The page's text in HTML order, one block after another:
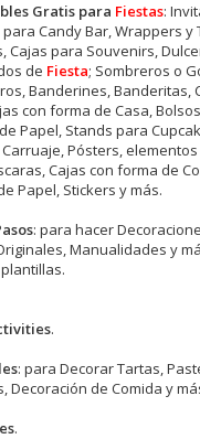
Gratis para Fiestas:
Candy Bar, Wrappers y
Cajas para Souvenirs,
de Fiesta; Sombreros o
Banderines, Banderitas,
con forma de Casa,
Papel, Stands para
Pósters,
Cajas con forma de
Papel, Stickers y más.
: para hacer
Manualidades y
.
: para Decorar Tartas,
Decoración de Comida y
.